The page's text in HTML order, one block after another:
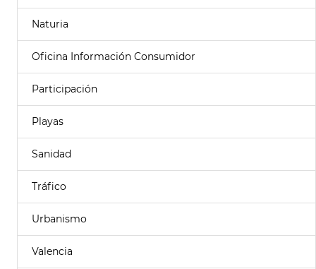
Naturia
Oficina Información Consumidor
Participación
Playas
Sanidad
Tráfico
Urbanismo
Valencia